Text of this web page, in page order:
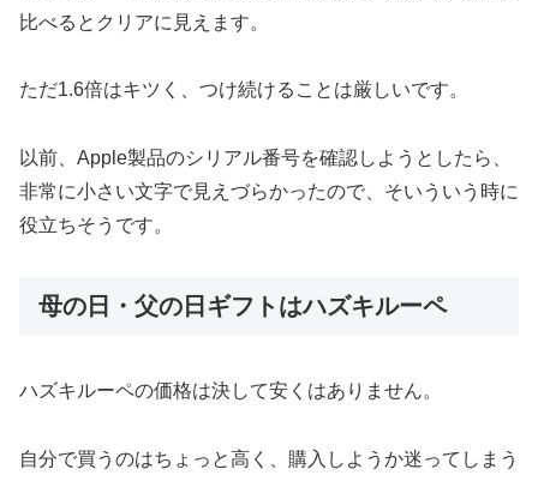
比べるとクリアに見えます。
ただ1.6倍はキツく、つけ続けることは厳しいです。
以前、Apple製品のシリアル番号を確認しようとしたら、
非常に小さい文字で見えづらかったので、そいういう時に
役立ちそうです。
母の日・父の日ギフトはハズキルーペ
ハズキルーペの価格は決して安くはありません。
自分で買うのはちょっと高く、購入しようか迷ってしまう